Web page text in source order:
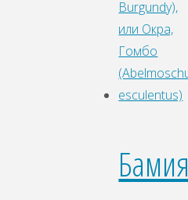
Бамия